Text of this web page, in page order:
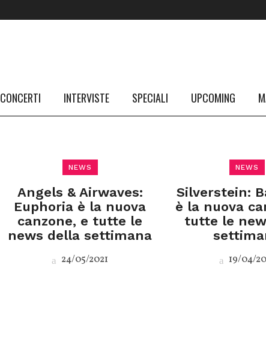
CONCERTI INTERVISTE SPECIALI UPCOMING
NEWS
Angels & Airwaves:
Euphoria è la nuova
canzone, e tutte le
news della settimana
24/05/2021
NEWS
Silverstein:
è la nuova
tutte le
19/04/